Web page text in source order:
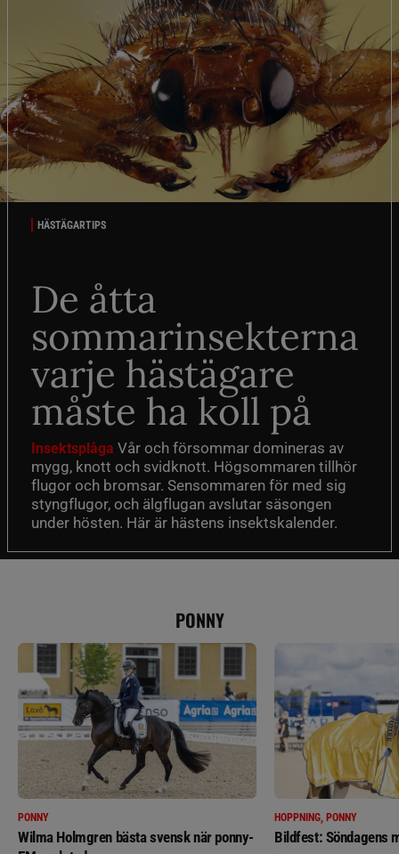
HÄSTÄGARTIPS
De åtta
sommarinsekterna
varje hästägare
måste ha koll på
Insektsplåga Vår och försommar domineras av
mygg, knott och svidknott. Högsommaren tillhör
flugor och bromsar. Sensommaren för med sig
styngflugor, och älgflugan avslutar säsongen
under hösten. Här är hästens insektskalender.
PONNY
PONNY
Wilma Holmgren bästa svensk när ponny-
HOPPNING, PONNY
Bildfest: Söndagens